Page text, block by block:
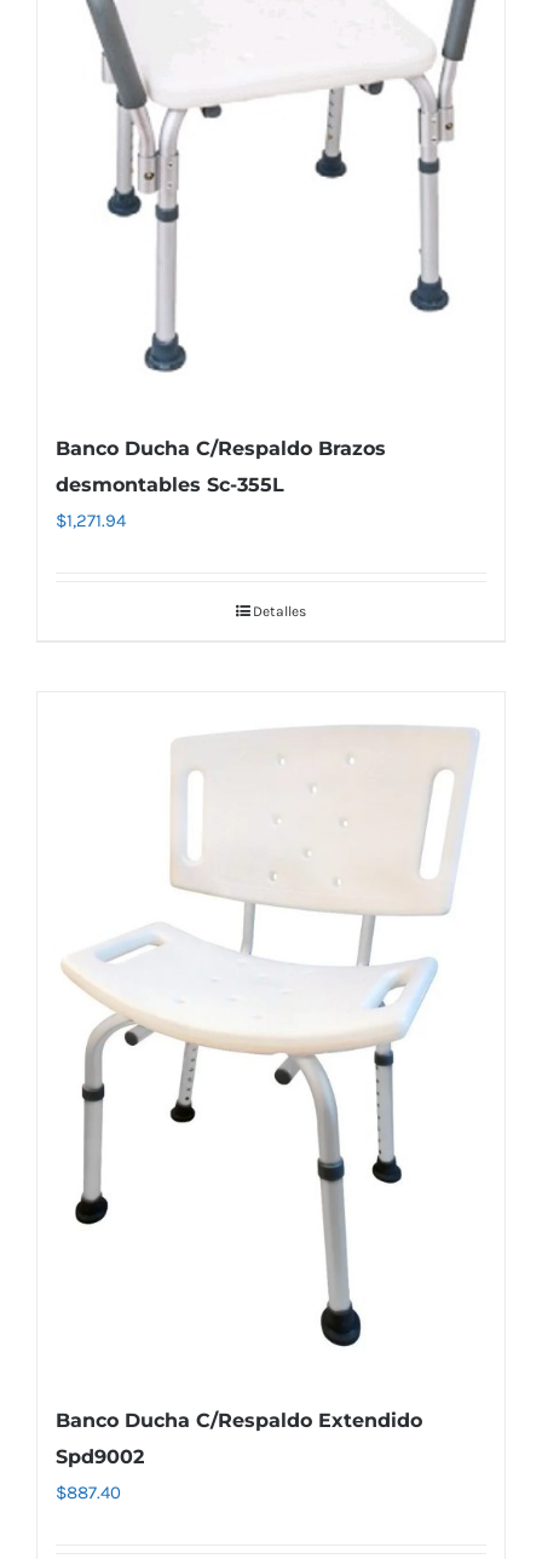
Banco Ducha C/Respaldo Brazos
desmontables Sc-355L
$1,271.94
Detalles
Banco Ducha C/Respaldo Extendido
Spd9002
$887.40